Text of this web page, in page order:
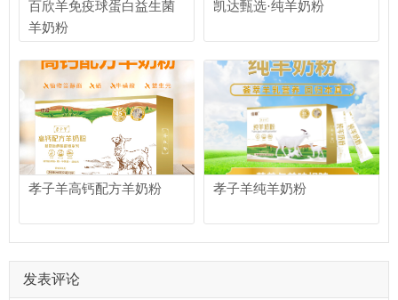
百欣羊免疫球蛋白益生菌
羊奶粉
凯达甄选·纯羊奶粉
孝子羊高钙配方羊奶粉 孝子羊纯羊奶粉
发表评论